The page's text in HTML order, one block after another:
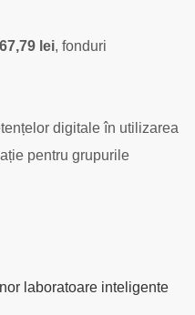
lei, fonduri
digitale în utilizarea
pentru grupurile
laboratoare inteligente